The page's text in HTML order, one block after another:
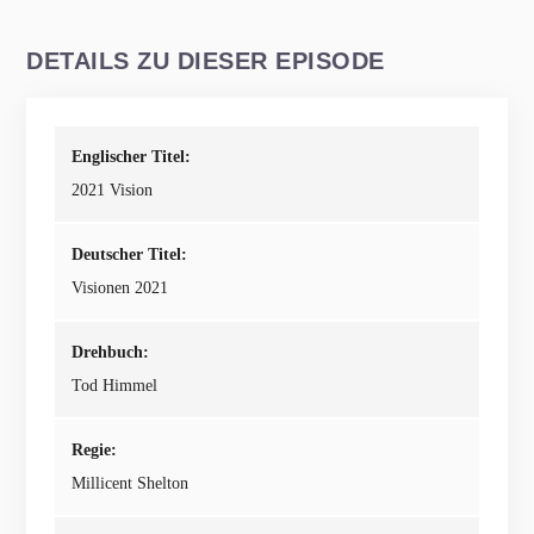
DETAILS ZU DIESER EPISODE
Englischer Titel:
2021 Vision
Deutscher Titel:
Visionen 2021
Drehbuch:
Tod Himmel
Regie:
Millicent Shelton